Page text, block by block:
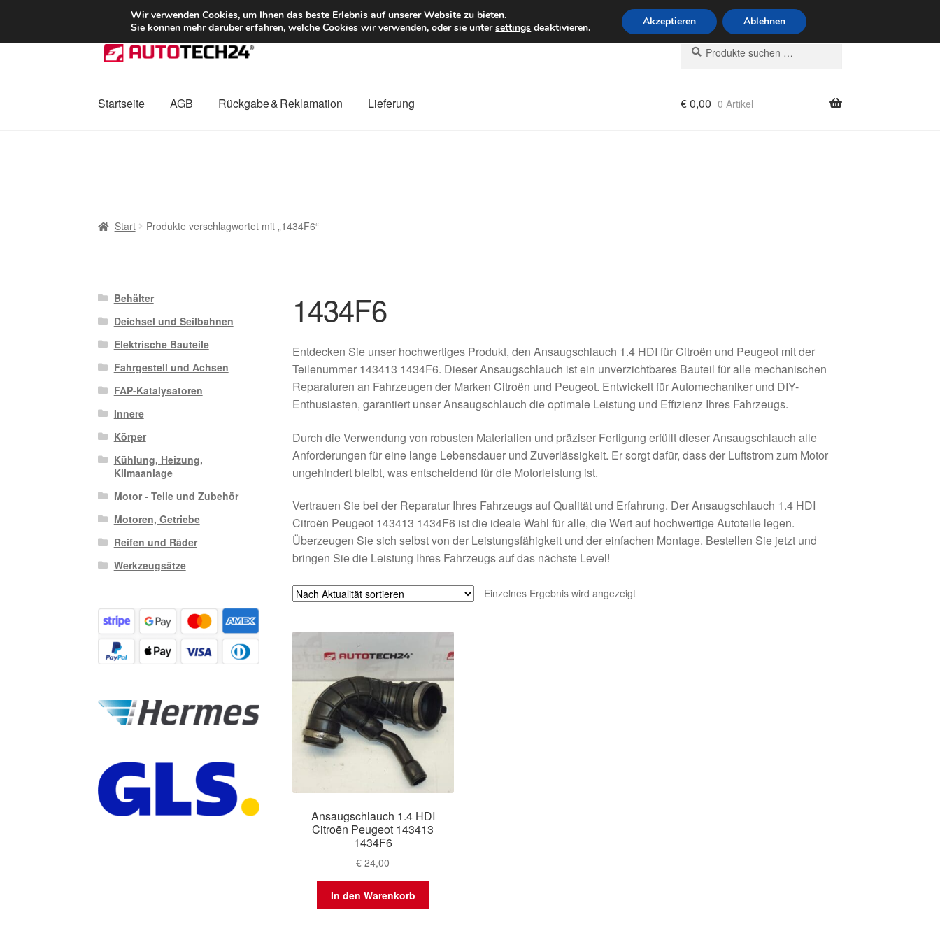
LIEFERUNG ab 6 EUR Mo–Fr 9–16 Uhr · 0175 7465658
Zur
Navigation
Zum
Inhalt
Suchen
nach:
Suchen
Startseite AGB Rückgabe & Reklamation Lieferung €0,00 0 Artikel
Start Produkte verschlagwortet mit „1434F6“
1434F6
Entdecken Sie unser hochwertiges Produkt, den Ansaugschlauch 1.4 HDI für Citroën und Peugeot mit der
Teilenummer 143413 1434F6. Dieser Ansaugschlauch ist ein unverzichtbares Bauteil für alle mechanischen
Reparaturen an Fahrzeugen der Marken Citroën und Peugeot. Entwickelt für Automechaniker und DIY-
Enthusiasten, garantiert unser Ansaugschlauch die optimale Leistung und Effizienz Ihres Fahrzeugs.
Durch die Verwendung von robusten Materialien und präziser Fertigung erfüllt dieser Ansaugschlauch alle
Anforderungen für eine lange Lebensdauer und Zuverlässigkeit. Er sorgt dafür, dass der Luftstrom zum Motor
ungehindert bleibt, was entscheidend für die Motorleistung ist.
Vertrauen Sie bei der Reparatur Ihres Fahrzeugs auf Qualität und Erfahrung. Der Ansaugschlauch 1.4 HDI
Citroën Peugeot 143413 1434F6 ist die ideale Wahl für alle, die Wert auf hochwertige Autoteile legen.
Überzeugen Sie sich selbst von der Leistungsfähigkeit und der einfachen Montage. Bestellen Sie jetzt und
bringen Sie die Leistung Ihres Fahrzeugs auf das nächste Level!
Einzelnes Ergebnis wird angezeigt
Ansaugschlauch 1.4 HDI
Citroën Peugeot 143413
1434F6
€ 24,00
In den Warenkorb
Behälter
Deichsel und Seilbahnen
Elektrische Bauteile
Fahrgestell und Achsen
FAP-Katalysatoren
Innere
Körper
Kühlung, Heizung,
Klimaanlage
Motor - Teile und Zubehör
Motoren, Getriebe
Reifen und Räder
Werkzeugsätze
Wir verwenden Cookies, um Ihnen das beste Erlebnis auf unserer Website zu bieten.
Sie können mehr darüber erfahren, welche Cookies wir verwenden, oder sie untersettings deaktivieren. Akzeptieren Ablehnen